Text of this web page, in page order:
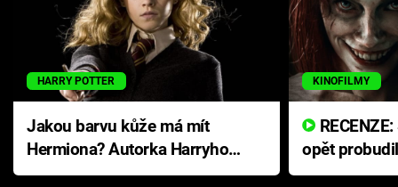
HARRY POTTER
Jakou barvu kůže má mít
Hermiona? Autorka Harryho
Pottera přišla s ráznou
KINOFILMY
opět
přichází s